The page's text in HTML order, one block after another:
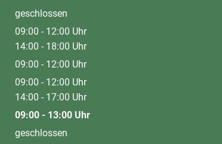
geschlossen
09:00 - 12:00 Uhr
Von 09:00 bis 12:00 Uhr
14:00 - 18:00 Uhr
Von 14:00 bis 18:00 Uhr
09:00 - 12:00 Uhr
Von 09:00 bis 12:00 Uhr
09:00 - 12:00 Uhr
Von 09:00 bis 12:00 Uhr
14:00 - 17:00 Uhr
Von 14:00 bis 17:00 Uhr
09:00 - 13:00 Uhr
Von 09:00 bis 13:00 Uhr
geschlossen